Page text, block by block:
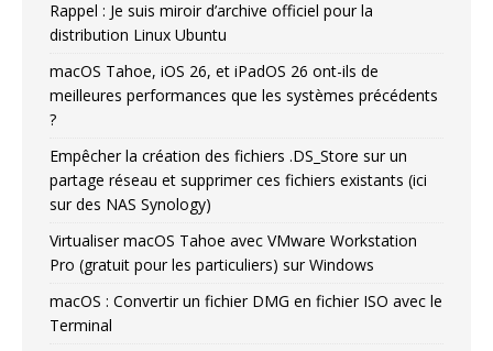
Rappel : Je suis miroir d’archive officiel pour la
distribution Linux Ubuntu
macOS Tahoe, iOS 26, et iPadOS 26 ont-ils de
meilleures performances que les systèmes précédents
?
Empêcher la création des fichiers .DS_Store sur un
partage réseau et supprimer ces fichiers existants (ici
sur des NAS Synology)
Virtualiser macOS Tahoe avec VMware Workstation
Pro (gratuit pour les particuliers) sur Windows
macOS : Convertir un fichier DMG en fichier ISO avec le
Terminal